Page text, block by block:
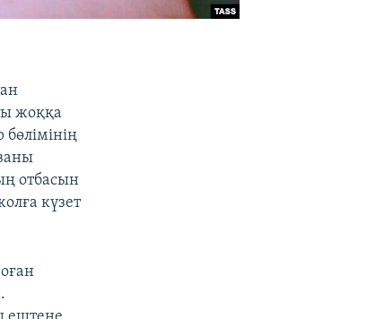
жоққа
отбасын
күзет